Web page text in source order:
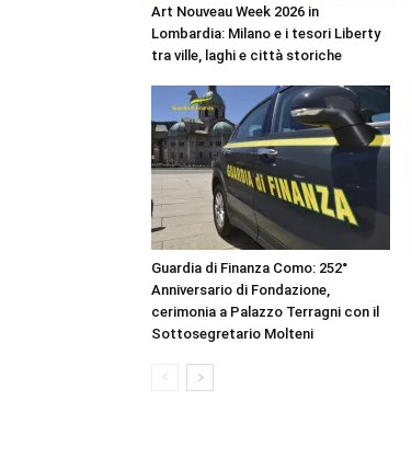
Art Nouveau Week 2026 in
Lombardia: Milano e i tesori Liberty
tra ville, laghi e città storiche
Guardia di Finanza Como: 252°
Anniversario di Fondazione,
cerimonia a Palazzo Terragni con il
Sottosegretario Molteni